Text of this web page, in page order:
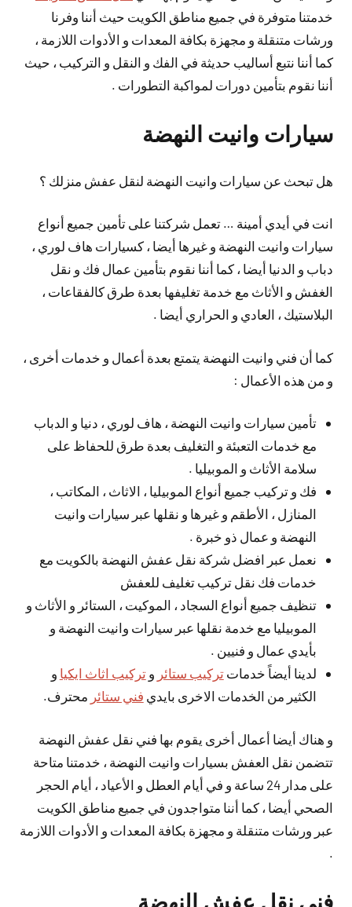
خدمتنا متوفرة في جميع مناطق الكويت حيث أننا وفرنا
ورشات متنقلة و مجهزة بكافة المعدات و الأدوات اللازمة ،
كما أننا نتبع أساليب حديثة في الفك و النقل و التركيب ، حيث
أننا نقوم بتأمين دورات لمواكبة التطورات .
سيارات وانيت النهضة
هل تبحث عن سيارات وانيت النهضة لنقل عفش منزلك ؟
انت في أيدي أمينة … تعمل شركتنا على تأمين جميع أنواع
سيارات وانيت النهضة و غيرها أيضا ، كسيارات هاف لوري ،
دباب و الدنيا أيضا ، كما أننا نقوم بتأمين عمال فك و نقل
الغفش و الأثاث مع خدمة تغليفها بعدة طرق كالفقاعات ،
البلاستيك ، العادي و الحراري أيضا .
كما أن فني وانيت النهضة يتمتع بعدة أعمال و خدمات أخرى ،
و من هذه الأعمال :
تأمين سيارات وانيت النهضة ، هاف لوري ، دنيا و الدباب
مع خدمات التعبئة و التغليف بعدة طرق للحفاظ على
سلامة الأثاث و الموبيليا .
فك و تركيب جميع أنواع الموبيليا ، الاثاث ، المكاتب ،
المنازل ، الأطقم و غيرها و نقلها عبر سيارات وانيت
النهضة و عمال ذو خبرة .
نعمل عبر افضل شركة نقل عفش النهضة بالكويت مع
خدمات فك نقل تركيب تغليف للعفش
تنظيف جميع أنواع السجاد ، الموكيت ، الستائر و الأثاث و
الموبيليا مع خدمة نقلها عبر سيارات وانيت النهضة و
بأيدي عمال و فنيين .
لدينا أيضاً خدماتتركيب ستائر وتركيب اثاث ايكيا و
الكثير من الخدمات الاخرى بايدي فني ستائر محترف.
و هناك أيضا أعمال أخرى يقوم بها فني نقل عفش النهضة
تتضمن نقل العفش بسيارات وانيت النهضة ، خدمتنا متاحة
على مدار 24 ساعة و في أيام العطل و الأعياد ، أيام الحجر
الصحي أيضا ، كما أننا متواجدون في جميع مناطق الكويت
عبر ورشات متنقلة و مجهزة بكافة المعدات و الأدوات اللازمة
.
فني نقل عفش النهضة